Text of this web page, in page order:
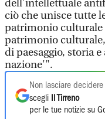
dell'intellettuale
ciò che unisce tutte
patrimonio culturale
patrimonio
di paesaggio, storia
nazione'".
Non lasciare
scegli
Il Tirreno
per le tue notizie su